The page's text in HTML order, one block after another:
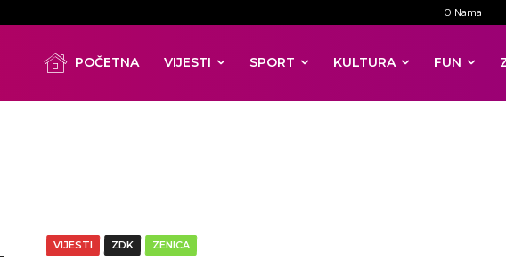
O Nama
POČETNA VIJESTI SPORT KULTURA FUN
VIJESTI ZDK ZENICA